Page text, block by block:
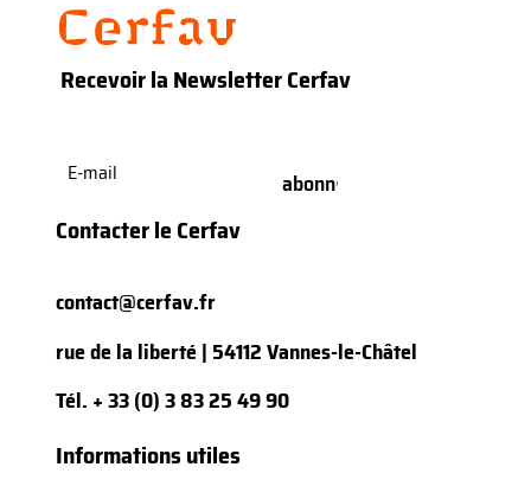
Recevoir la Newsletter Cerfav
mail(Nécessaire)
Contacter le Cerfav
contact@cerfav.fr
rue de la liberté | 54112 Vannes-le-Châtel
Tél. + 33 (0) 3 83 25 49 90
Informations utiles